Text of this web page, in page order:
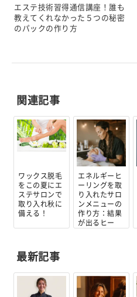
エステ技術習得通信講座！誰も
教えてくれなかった５つの秘密
のパックの作り方
関連記事
ワックス脱毛
をこの夏にエ
ステサロンで
取り入れ秋に
備える！
エネルギーヒ
ーリングを取
り入れたサロ
ンメニューの
作り方：結果
が出るヒー
リ...
最新記事